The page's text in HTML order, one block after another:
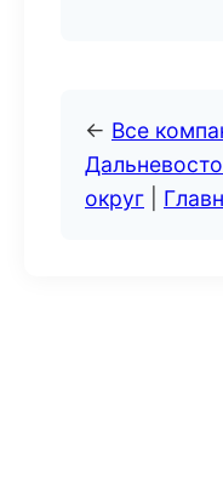
← Все
округ